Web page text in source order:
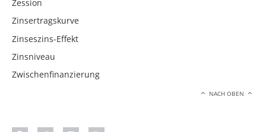
Zession
Zinsertragskurve
Zinseszins-Effekt
Zinsniveau
Zwischenfinanzierung
NACH OBEN